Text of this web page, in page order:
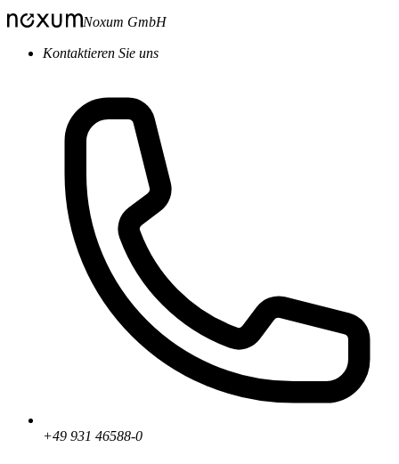
Noxum GmbH
Kontaktieren Sie uns
+49 931 46588-0